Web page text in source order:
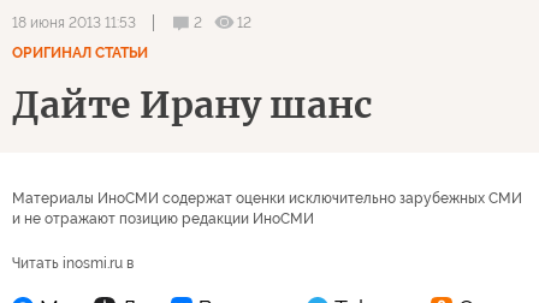
18 июня 2013 11:53 2
12
ОРИГИНАЛ СТАТЬИ
Дайте Ирану шанс
Материалы ИноСМИ содержат оценки исключительно зарубежных СМИ
и не отражают позицию редакции ИноСМИ
Читать inosmi.ru в